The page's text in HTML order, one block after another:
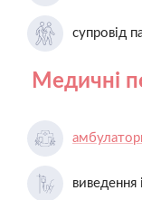
супровід
Медичні
виведення